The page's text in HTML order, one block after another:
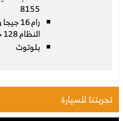
8155
رام
النظام 128 جيجا
بلوتوث
تجربتنا للسيارة